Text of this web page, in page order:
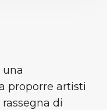
una
proporre artisti
di